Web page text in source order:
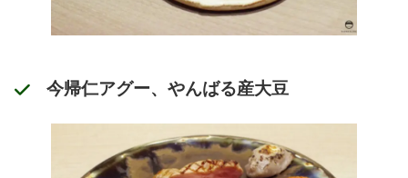
今帰仁アグー、やんばる産大豆